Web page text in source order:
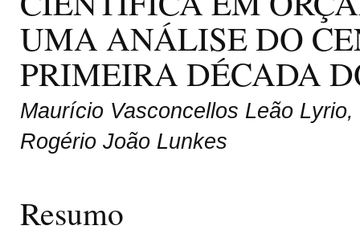
UMA ANÁLISE DO
PRIMEIRA DÉCADA
Maurício Vasconcellos Leão
Rogério João Lunkes
Resumo